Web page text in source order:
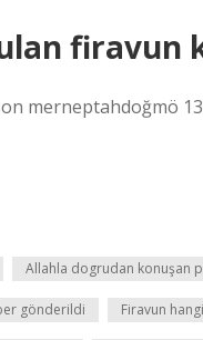
firavun
merneptahdoğmö
Allahla dogrudan konuşan
gönderildi Firavun